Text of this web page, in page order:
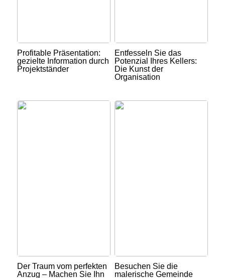
Profitable Präsentation:
gezielte Information durch
Projektständer
Entfesseln Sie das
Potenzial Ihres Kellers:
Die Kunst der
Organisation
Der Traum vom perfekten
Anzug – Machen Sie Ihn
Besuchen Sie die
malerische Gemeinde